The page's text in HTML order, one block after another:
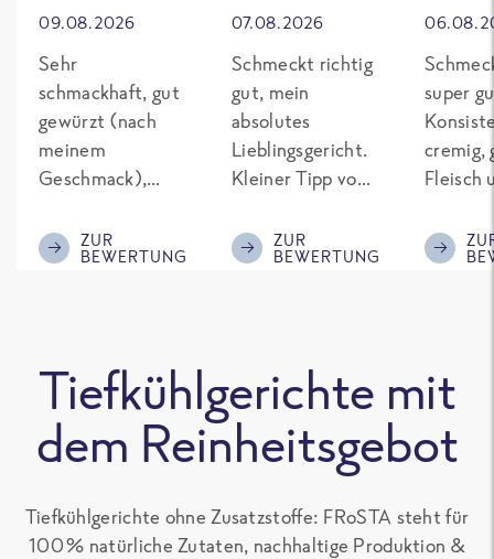
09.08.2026
Sehr
schmackhaft, gut
gewürzt (nach
meinem
Geschmack),
Menge für den
'großen Hunger',
Gerichte, die kein
Paprika
enthalten, sehr
gern.
ZUR
BEWERTUNG
07.08.2026
Schmeckt richtig
gut, mein
absolutes
Lieblingsgericht.
Kleiner Tipp von
kleinen Schuss an
Sojasoße mit
besser.
ZUR
BEWERTUNG
super
cremig,
Fleisch
wir auf
nicht
Aber
Tiefkühlgerichte mit
dem Reinheitsgebot
Tiefkühlgerichte ohne Zusatzstoffe: FRoSTA steht für
100 % natürliche Zutaten, nachhaltige Produktion &